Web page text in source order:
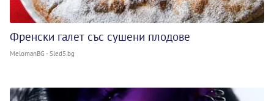
Френски галет със сушени плодове
MelomanBG - Sled5.bg